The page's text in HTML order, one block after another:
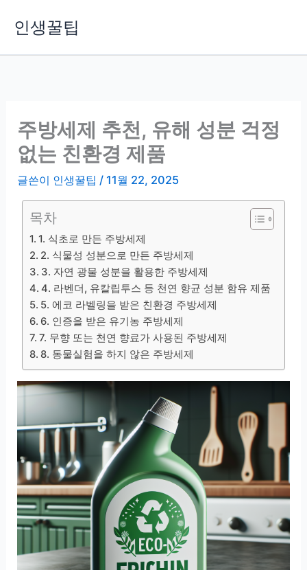
인생꿀팁
주방세제 추천, 유해 성분 걱정
없는 친환경 제품
글쓴이 인생꿀팁 / 11월 22, 2025
목차
1. 식초로 만든 주방세제
2. 식물성 성분으로 만든 주방세제
3. 자연 광물 성분을 활용한 주방세제
4. 라벤더, 유칼립투스 등 천연 향균 성분 함유 제품
5. 에코 라벨링을 받은 친환경 주방세제
6. 인증을 받은 유기농 주방세제
7. 무향 또는 천연 향료가 사용된 주방세제
8. 동물실험을 하지 않은 주방세제